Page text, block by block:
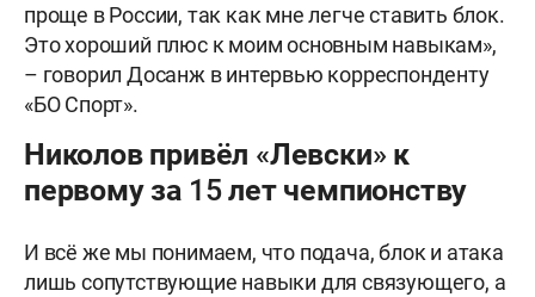
проще в России, так как мне легче ставить блок.
Это хороший плюс к моим основным навыкам»,
– говорил Досанж в интервью корреспонденту
«БО Спорт».
Николов привёл «Левски» к
первому за 15 лет чемпионству
И всё же мы понимаем, что подача, блок и атака
лишь сопутствующие навыки для связующего, а